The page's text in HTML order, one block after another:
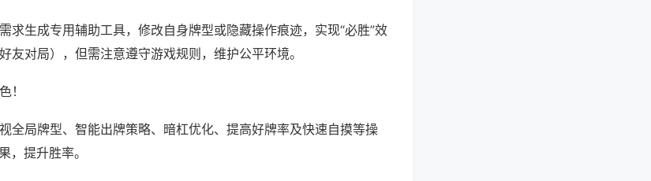
求生成专用辅助工具，修改自身牌型或隐藏操作痕迹，实现“必胜”效
友对局），但需注意遵守游戏规则，维护公平环境。
！
全局牌型、智能出牌策略、暗杠优化、提高好牌率及快速自摸等操
，提升胜率。